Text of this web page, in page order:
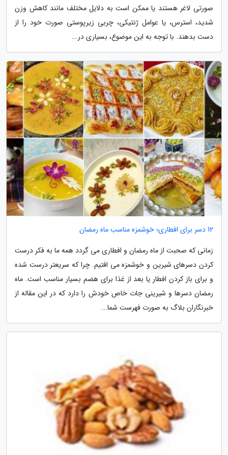
صورتی لاغر هستند یا ممکن است به دلایل مختلف مانند کاهش وزن
شدید، استرس، یا عوامل ژنتیکی، چربی زیرپوستی صورت خود را از
دست بدهند. با توجه به این موضوع، بسیاری در...
12 دسر برای افطاری؛ خوشمزه مناسب ماه رمضان
زمانی که صحبت از ماه رمضان و افطاری می گردد همه ما به فکر درست
کردن دسرهای شیرین و خوشمزه می افتیم. چرا که سریعتر درست شده
و برای باز کردن افطار یا بعد از غذا برای هضم بسیار مناسب است. ماه
رمضان دسرها و شیرینی جات خاص خودش را دارد که در این مقاله از
خبرنگاران بلاگ به صورت فهرست شما...